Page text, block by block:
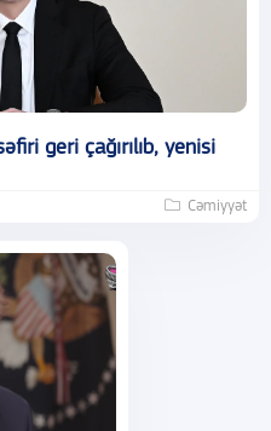
geri çağırılıb, yenisi
Cəmiyyət